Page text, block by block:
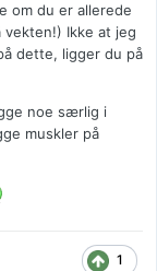
om du er allerede
Ikke at jeg
dette, ligger du på
noe særlig i
muskler på
1